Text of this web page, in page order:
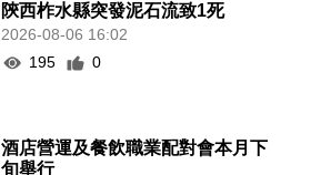
陝西柞水縣突發泥石流致1死
2026-08-06 16:02
195
0
酒店營運及餐飲職業配對會本月下
旬舉行